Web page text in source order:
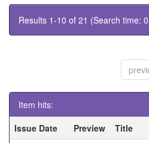
Results 1-10 of 21 (Search time:
Item hits:
Issue Date
Preview Title